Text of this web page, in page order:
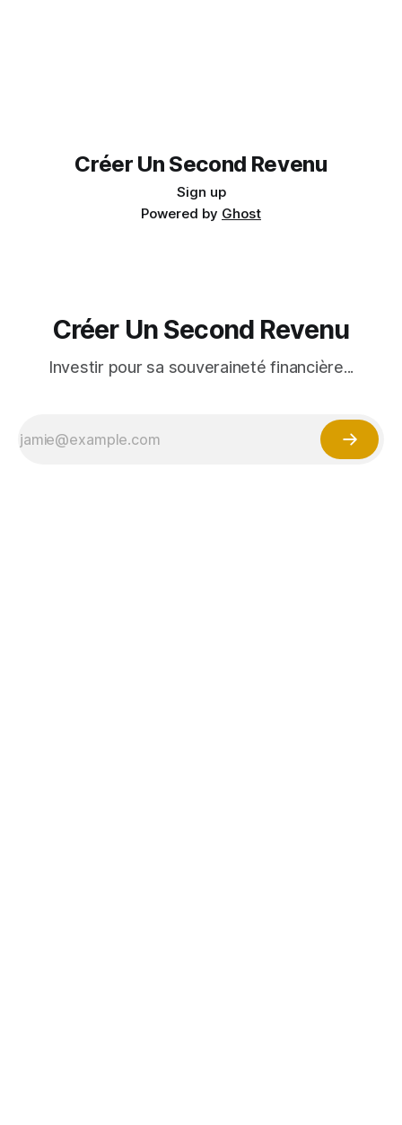
Créer Un Second Revenu
Sign up
Powered by Ghost
Créer Un Second Revenu
Investir pour sa souveraineté financière...